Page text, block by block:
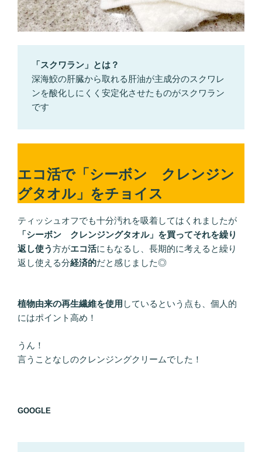
「スクワラン」とは？
深海鮫の肝臓から取れる肝油が主成分のスクワレ
ンを酸化しにくく安定化させたものがスクワラン
です
エコ活で「シーボン クレンジン
グタオル」をチョイス
ティッシュオフでも十分汚れを吸着してはくれましたが
「シーボン クレンジングタオル」を買ってそれを繰り
返し使う方がエコ活にもなるし、長期的に考えると繰り
返し使える分経済的だと感じました◎
植物由来の再生繊維を使用 しているという点も、個人的
にはポイント高め！
うん！
言うことなしのクレンジングクリームでした！
GOOGLE